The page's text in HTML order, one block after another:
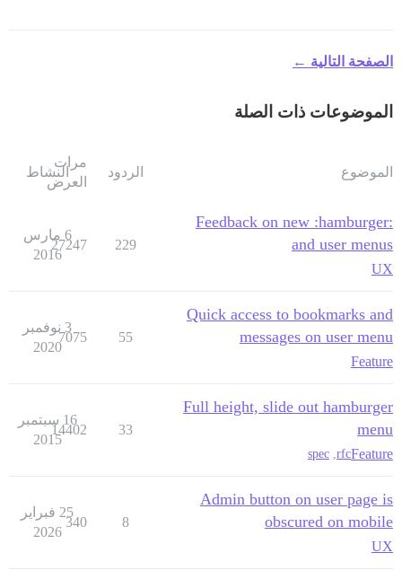
الصفحة التالية ←
الموضوعات ذات الصلة
الموضوع الردود
مرات
العرض
النشاط
Feedback on new :hamburger:
and user menus
UX
229
27247
6 مارس
2016
Quick access to bookmarks and
messages on user menu
Feature
55
7075
3 نوفمبر
2020
Full height, slide out hamburger
menu
Feature
rfc
,
spec
33
14402
16 سبتمبر
2015
Admin button on user page is
obscured on mobile
UX
8
340
25 فبراير
2026